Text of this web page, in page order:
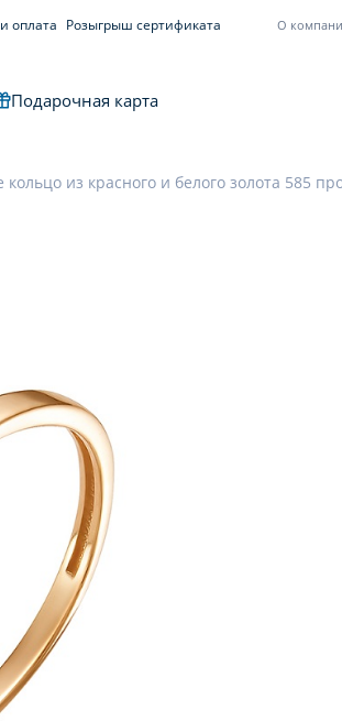
оплата Розыгрыш сертификата О
Подарочная карта
кольцо из красного и белого золота 585